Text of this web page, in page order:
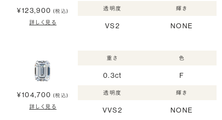
¥123,900 (税込)
詳しく見る
透明度
VS2
輝き
NONE
¥104,700 (税込)
詳しく見る
重さ
0.3ct
色
F
透明度
VVS2
輝き
NONE